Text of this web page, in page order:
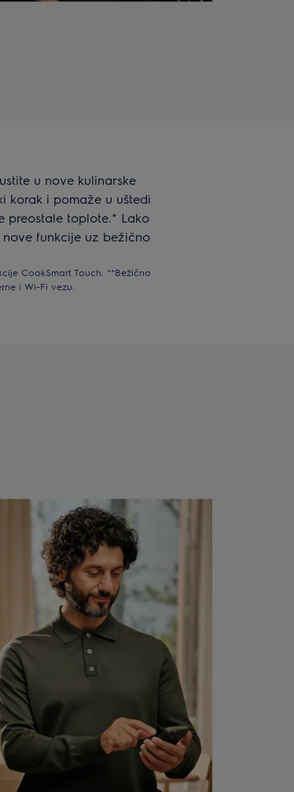
u nove kulinarske
korak i pomaže u uštedi
preostale toplote.* Lako
funkcije uz bežično
CookSmart Touch. **Bežično
i Wi-Fi vezu.